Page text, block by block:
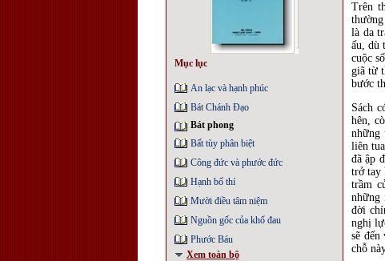
Mục lục
An lạc và hạnh phúc
Bát Chánh Ðạo
Bát phong
Bất tùy phân biệt
Công đức và phước đức
Hạnh bố thí
Mười điều tâm niệm
Nguồn gốc của khổ đau
Phước Báu
Xem toàn bộ
Trên
là da
ấu, dù
cuộc
giã từ
bước
Sách
hên,
những
liên
đã ập
trở tay
trầm
những
đời
nghị
sẽ
chỗ